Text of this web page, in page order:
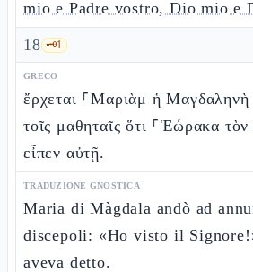
mio e Padre vostro, Dio mio e
18 🗝️1
GRECO
ἔρχεται ⸀Μαριὰμ ἡ Μαγδαληνὴ
τοῖς μαθηταῖς ὅτι ⸀Ἑώρακα τὸν
εἶπεν αὐτῇ.
TRADUZIONE GNOSTICA
Maria di Màgdala andò ad
discepoli: «Ho visto il
aveva detto.